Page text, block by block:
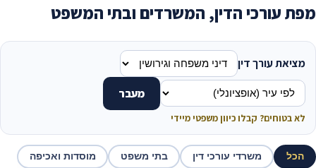
מפת עורכי הדין, המשרדים ובתי המשפט
מציאת עורך דין
מעבר
לא בטוחים? קבלו כיוון משפטי מיידי
הכל משרדי עורכי דין בתי משפט מוסדות ואכיפה